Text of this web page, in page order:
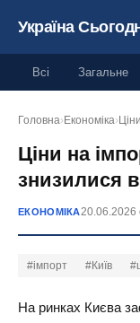
Україна
Всі Загальне
Головна› Економіка›
Ціни на
знизилися
ЕКОНОМІКА20.06.2026
#імпорт #Київ
На ринках Києва